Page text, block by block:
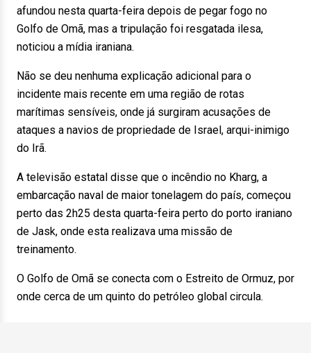
afundou nesta quarta-feira depois de pegar fogo no
Golfo de Omã, mas a tripulação foi resgatada ilesa,
noticiou a mídia iraniana.
Não se deu nenhuma explicação adicional para o
incidente mais recente em uma região de rotas
marítimas sensíveis, onde já surgiram acusações de
ataques a navios de propriedade de Israel, arqui-inimigo
do Irã.
A televisão estatal disse que o incêndio no Kharg, a
embarcação naval de maior tonelagem do país, começou
perto das 2h25 desta quarta-feira perto do porto iraniano
de Jask, onde esta realizava uma missão de
treinamento.
O Golfo de Omã se conecta com o Estreito de Ormuz, por
onde cerca de um quinto do petróleo global circula.